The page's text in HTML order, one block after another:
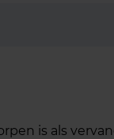
is als